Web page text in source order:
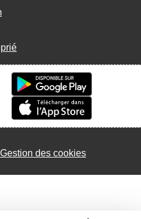
Gestion des cookies